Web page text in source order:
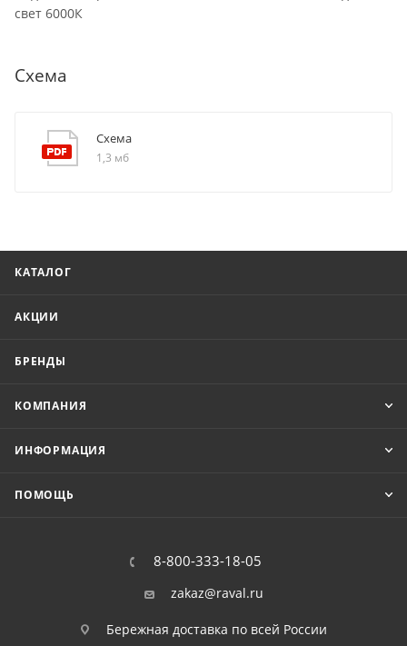
свет 6000К
Схема
Схема
1,3 мб
КАТАЛОГ
АКЦИИ
БРЕНДЫ
КОМПАНИЯ
ИНФОРМАЦИЯ
ПОМОЩЬ
8-800-333-18-05
zakaz@raval.ru
Бережная доставка по всей России